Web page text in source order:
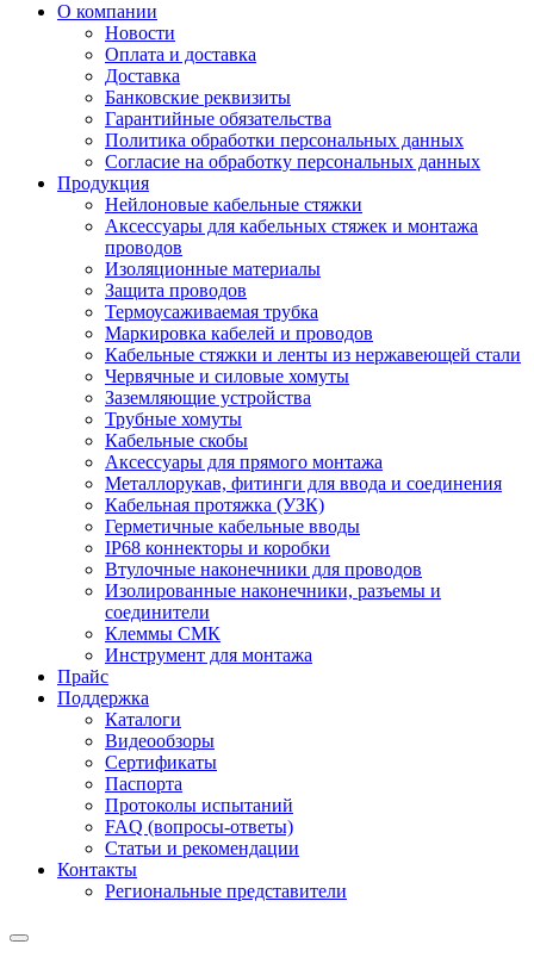
О компании
Новости
Оплата и доставка
Доставка
Банковские реквизиты
Гарантийные обязательства
Политика обработки персональных данных
Согласие на обработку персональных данных
Продукция
Нейлоновые кабельные стяжки
Аксессуары для кабельных стяжек и монтажа
проводов
Изоляционные материалы
Защита проводов
Термоусаживаемая трубка
Маркировка кабелей и проводов
Кабельные стяжки и ленты из нержавеющей стали
Червячные и силовые хомуты
Заземляющие устройства
Трубные хомуты
Кабельные скобы
Аксессуары для прямого монтажа
Металлорукав, фитинги для ввода и соединения
Кабельная протяжка (УЗК)
Герметичные кабельные вводы
IP68 коннекторы и коробки
Втулочные наконечники для проводов
Изолированные наконечники, разъемы и
соединители
Клеммы СМК
Инструмент для монтажа
Прайс
Поддержка
Каталоги
Видеообзоры
Сертификаты
Паспорта
Протоколы испытаний
FAQ (вопросы-ответы)
Статьи и рекомендации
Контакты
Региональные представители